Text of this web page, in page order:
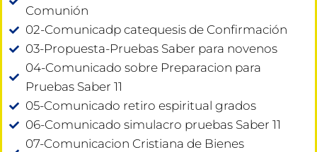
Comunión
02-Comunicadp catequesis de Confirmación
03-Propuesta-Pruebas Saber para novenos
04-Comunicado sobre Preparacion para
Pruebas Saber 11
05-Comunicado retiro espiritual grados
06-Comunicado simulacro pruebas Saber 11
07-Comunicacion Cristiana de Bienes